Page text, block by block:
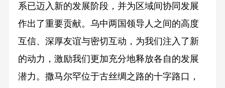
系已迈入新的发展阶段，并为区域间协同发展
作出了重要贡献。乌中两国领导人之间的高度
互信、深厚友谊与密切互动，为我们注入了新
的动力，激励我们更加充分地释放各自的发展
潜力。撒马尔罕位于古丝绸之路的十字路口，